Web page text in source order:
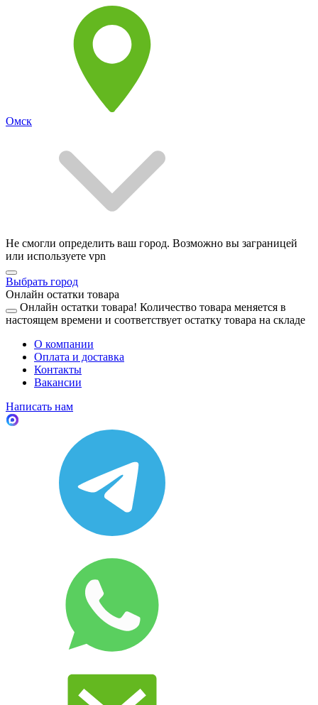
Омск
Не смогли определить ваш город. Возможно вы заграницей
или используете vpn
Выбрать город
Онлайн остатки товара
Онлайн остатки товара! Количество товара меняется в
настоящем времени и соответствует остатку товара на складе
О компании
Оплата и доставка
Контакты
Вакансии
Написать нам